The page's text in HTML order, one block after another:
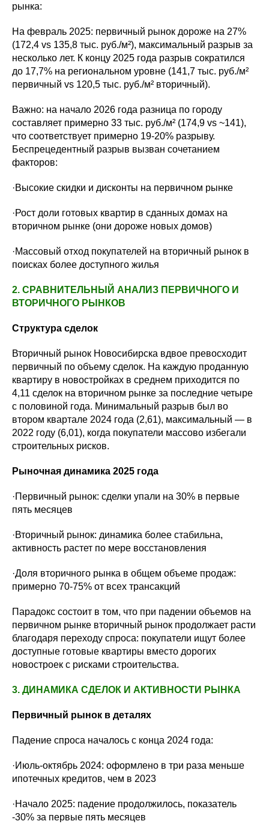
рынка:
На февраль 2025: первичный рынок дороже на 27%
(172,4 vs 135,8 тыс. руб./м²), максимальный разрыв за
несколько лет. К концу 2025 года разрыв сократился
до 17,7% на региональном уровне (141,7 тыс. руб./м²
первичный vs 120,5 тыс. руб./м² вторичный).
Важно: на начало 2026 года разница по городу
составляет примерно 33 тыс. руб./м² (174,9 vs ~141),
что соответствует примерно 19-20% разрыву.
Беспрецедентный разрыв вызван сочетанием
факторов:
·Высокие скидки и дисконты на первичном рынке
·Рост доли готовых квартир в сданных домах на
вторичном рынке (они дороже новых домов)
·Массовый отход покупателей на вторичный рынок в
поисках более доступного жилья
2. СРАВНИТЕЛЬНЫЙ АНАЛИЗ ПЕРВИЧНОГО И
ВТОРИЧНОГО РЫНКОВ
Структура сделок
Вторичный рынок Новосибирска вдвое превосходит
первичный по объему сделок. На каждую проданную
квартиру в новостройках в среднем приходится по
4,11 сделок на вторичном рынке за последние четыре
с половиной года. Минимальный разрыв был во
втором квартале 2024 года (2,61), максимальный — в
2022 году (6,01), когда покупатели массово избегали
строительных рисков.
Рыночная динамика 2025 года
·Первичный рынок: сделки упали на 30% в первые
пять месяцев
·Вторичный рынок: динамика более стабильна,
активность растет по мере восстановления
·Доля вторичного рынка в общем объеме продаж:
примерно 70-75% от всех трансакций
Парадокс состоит в том, что при падении объемов на
первичном рынке вторичный рынок продолжает расти
благодаря переходу спроса: покупатели ищут более
доступные готовые квартиры вместо дорогих
новостроек с рисками строительства.
3. ДИНАМИКА СДЕЛОК И АКТИВНОСТИ РЫНКА
Первичный рынок в деталях
Падение спроса началось с конца 2024 года:
·Июль-октябрь 2024: оформлено в три раза меньше
ипотечных кредитов, чем в 2023
·Начало 2025: падение продолжилось, показатель
-30% за первые пять месяцев